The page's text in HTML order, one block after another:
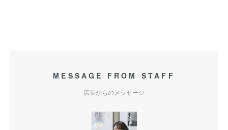
MESSAGE FROM STAFF
店長からのメッセージ